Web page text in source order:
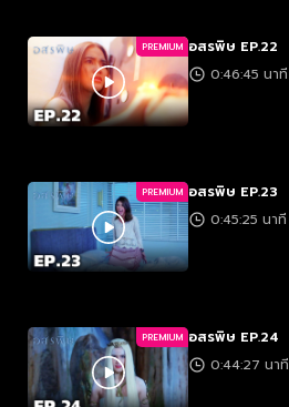
PREMIUM อสรพิษ EP.22
0:46:45 นาที
PREMIUM อสรพิษ EP.23
0:45:25 นาที
PREMIUM อสรพิษ EP.24
0:44:27 นาที